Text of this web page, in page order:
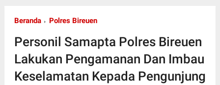
Beranda Polres Bireuen
Personil Samapta Polres Bireuen
Lakukan Pengamanan Dan Imbau
Keselamatan Kepada Pengunjung